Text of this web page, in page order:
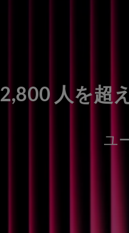
2,800 人を超
ユ